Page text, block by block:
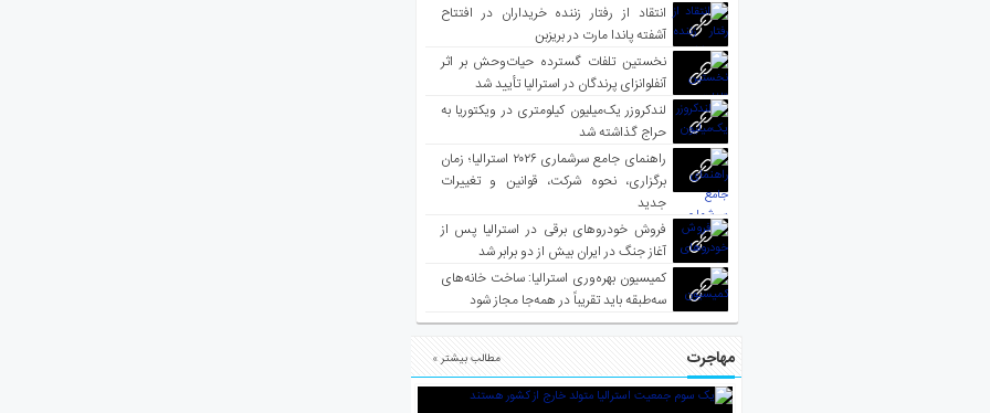
انتقاد از رفتار زننده خریداران در افتتاح
آشفته پاندا مارت در بریزبن
نخستین تلفات گسترده حیات‌وحش بر اثر
آنفلوانزای پرندگان در استرالیا تأیید شد
لندکروزر یک‌میلیون کیلومتری در ویکتوریا به
حراج گذاشته شد
راهنمای جامع سرشماری ۲۰۲۶ استرالیا؛ زمان
برگزاری، نحوه شرکت، قوانین و تغییرات
جدید
فروش خودروهای برقی در استرالیا پس از
آغاز جنگ در ایران بیش از دو برابر شد
کمیسیون بهره‌وری استرالیا: ساخت خانه‌های
سه‌طبقه باید تقریباً در همه‌جا مجاز شود
مهاجرت مطالب بیشتر »